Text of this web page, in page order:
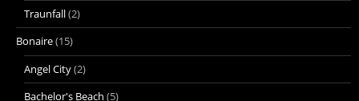
Traunfall(2)
Bonaire(15)
Angel City(2)
Bachelor's Beach (5)